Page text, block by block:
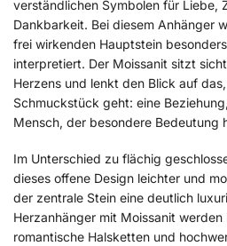
verständlichen Symbolen für Liebe,
Dankbarkeit. Bei diesem Anhänger
frei wirkenden Hauptstein
interpretiert. Der Moissanit sitzt
Herzens und lenkt den Blick auf
Schmuckstück geht: eine
Mensch, der besondere Bedeutung
Im Unterschied zu flächig
dieses offene Design leichter und
der zentrale Stein eine deutlich
Herzanhänger mit Moissanit
romantische Halsketten und